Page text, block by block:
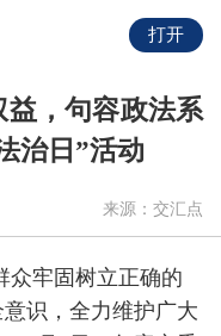
，句容政法系
治日”活动
来源：交汇点
众牢固树立正确的
识，全力维护广大
打开